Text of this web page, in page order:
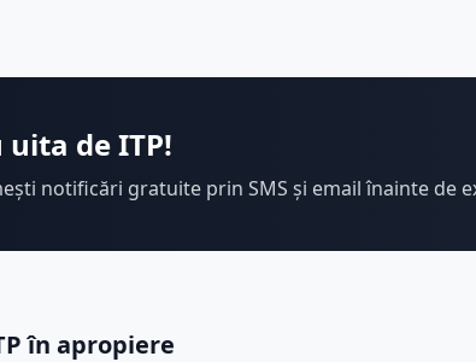
uita de ITP!
notificări gratuite prin SMS și email înainte de
în apropiere